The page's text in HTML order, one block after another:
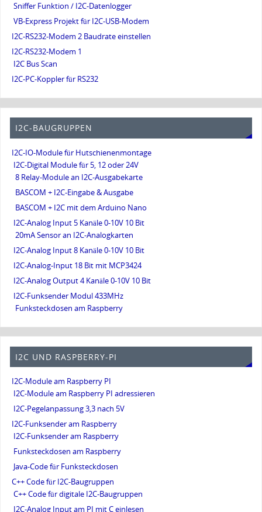
Sniffer Funktion / I2C-Datenlogger
VB-Express Projekt für I2C-USB-Modem
I2C-RS232-Modem 2 Baudrate einstellen
I2C-RS232-Modem 1
I2C Bus Scan
I2C-PC-Koppler für RS232
I2C-BAUGRUPPEN
I2C-IO-Module für Hutschienenmontage
I2C-Digital Module für 5, 12 oder 24V
8 Relay-Module an I2C-Ausgabekarte
BASCOM + I2C-Eingabe & Ausgabe
BASCOM + I2C mit dem Arduino Nano
I2C-Analog Input 5 Kanäle 0-10V 10 Bit
20mA Sensor an I2C-Analogkarten
I2C-Analog Input 8 Kanäle 0-10V 10 Bit
I2C-Analog-Input 18 Bit mit MCP3424
I2C-Analog Output 4 Kanäle 0-10V 10 Bit
I2C-Funksender Modul 433MHz
Funksteckdosen am Raspberry
I2C UND RASPBERRY-PI
I2C-Module am Raspberry PI
I2C-Module am Raspberry PI adressieren
I2C-Pegelanpassung 3,3 nach 5V
I2C-Funksender am Raspberry
I2C-Funksender am Raspberry
Funksteckdosen am Raspberry
Java-Code für Funksteckdosen
C++ Code für I2C-Baugruppen
C++ Code für digitale I2C-Baugruppen
I2C-Analog Input am PI mit C einlesen